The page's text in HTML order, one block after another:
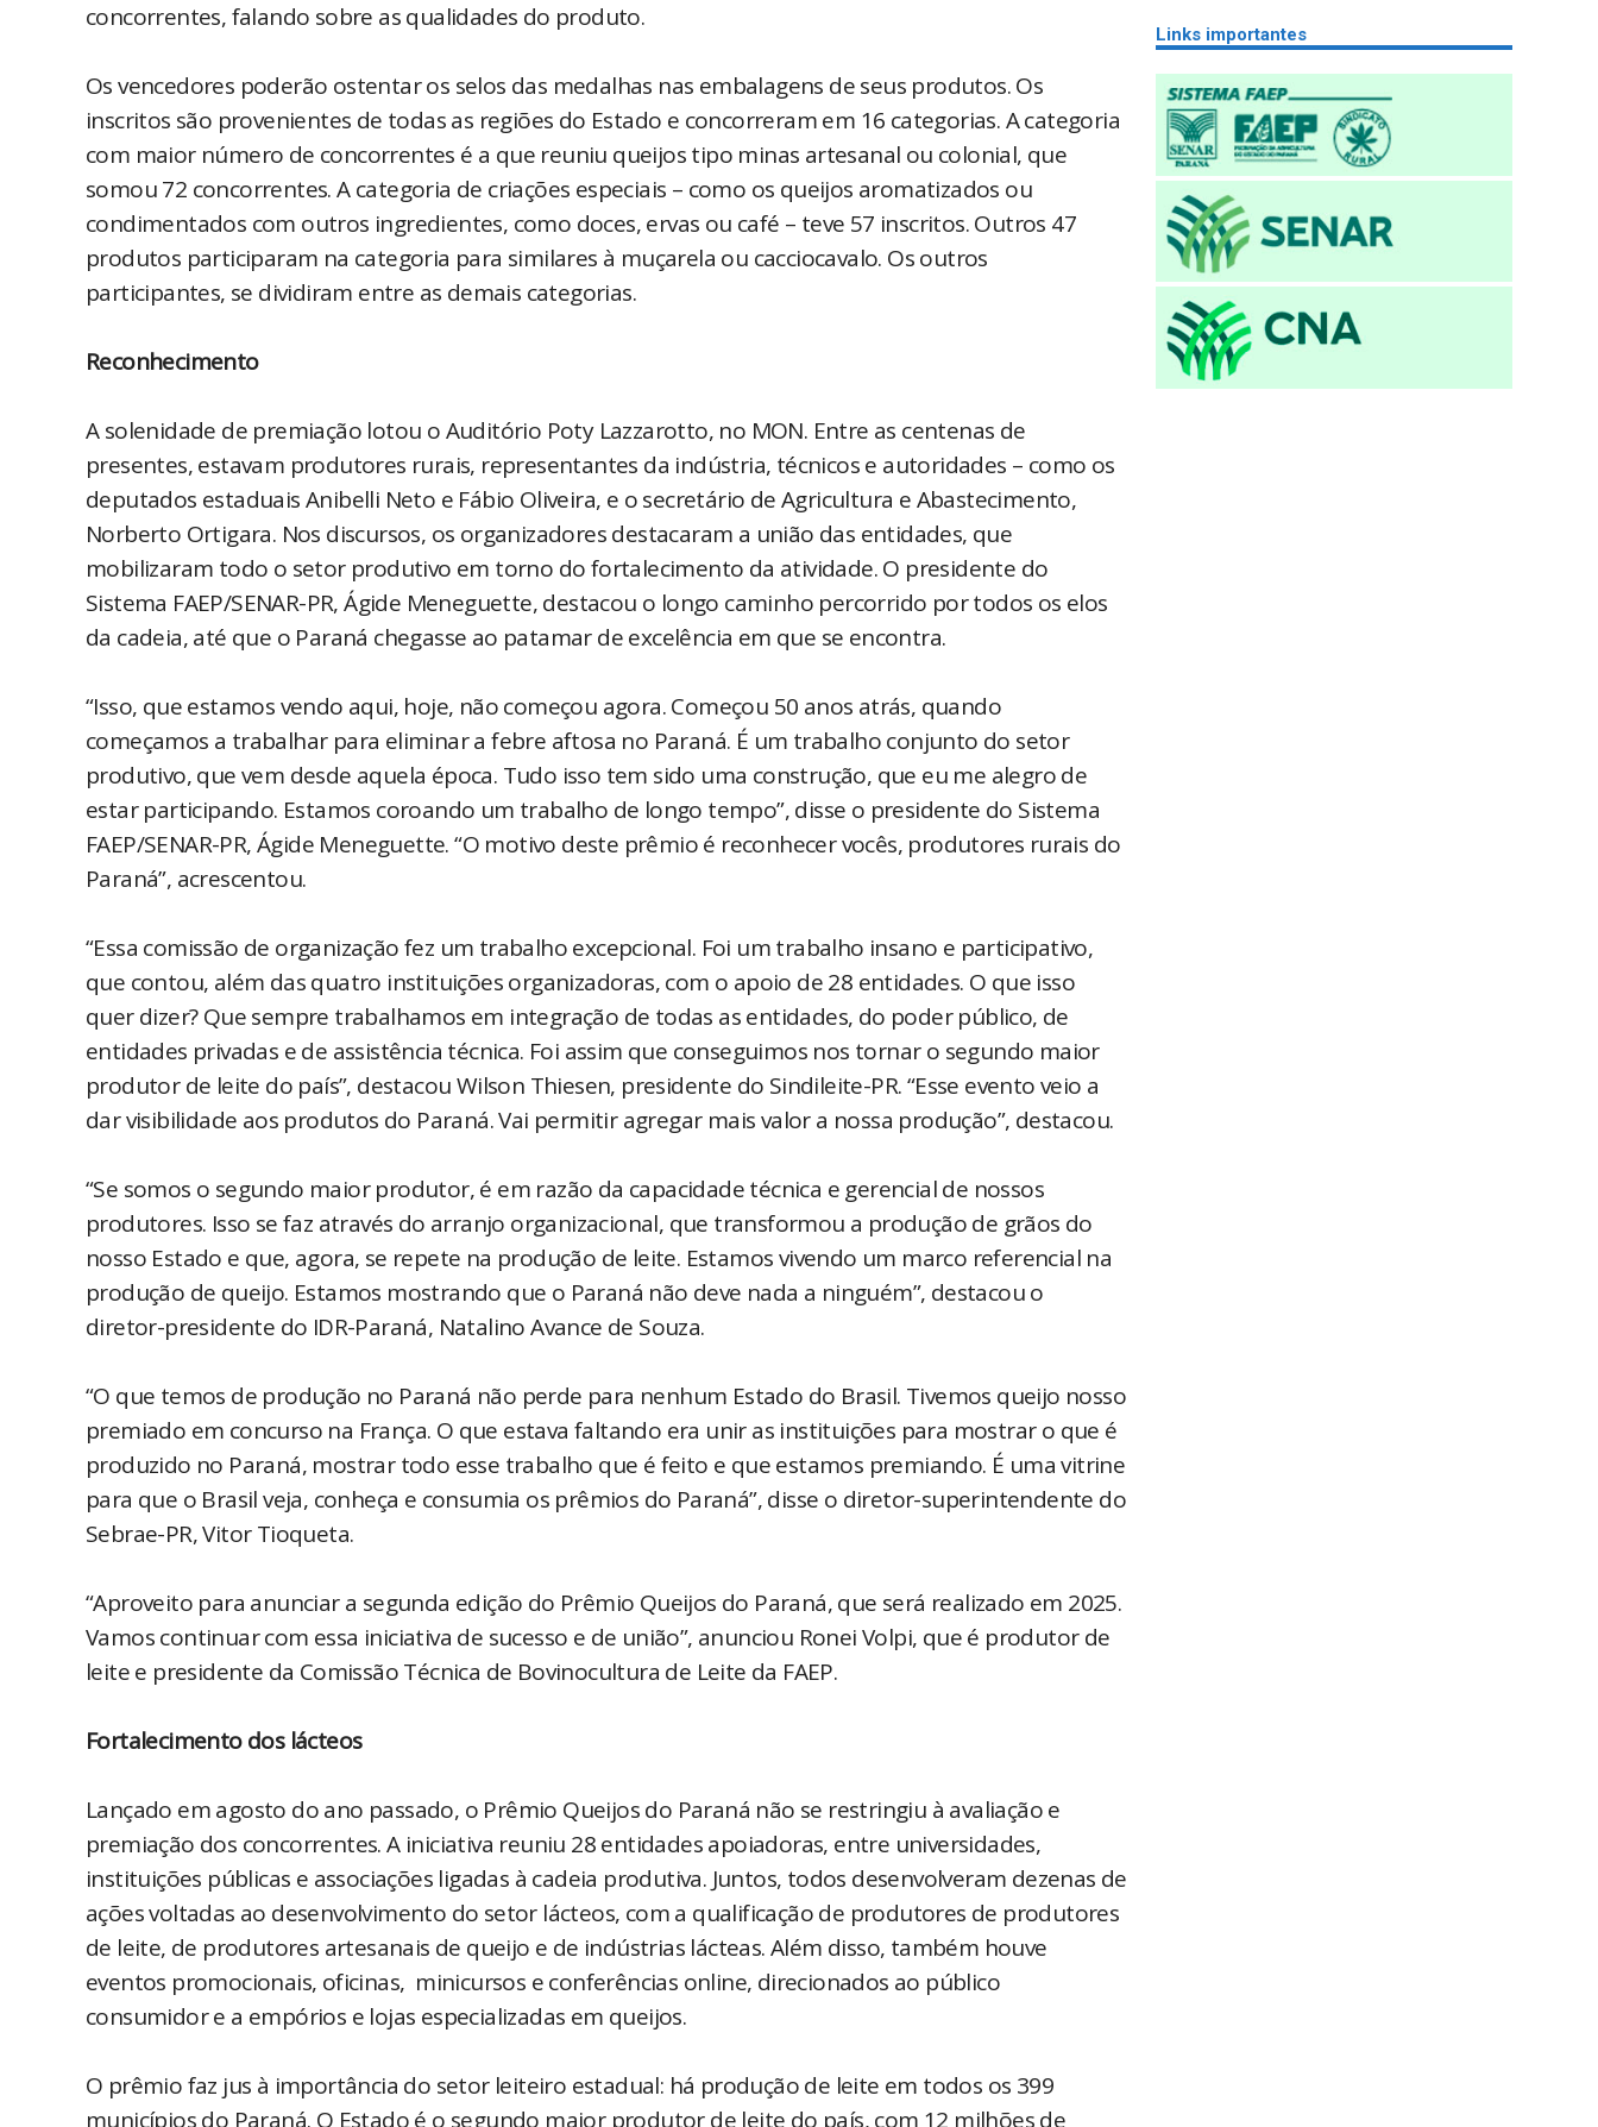
concorrentes, falando sobre as qualidades do produto.
Os vencedores poderão ostentar os selos das medalhas nas embalagens de seus produtos. Os
inscritos são provenientes de todas as regiões do Estado e concorreram em 16 categorias. A categoria
com maior número de concorrentes é a que reuniu queijos tipo minas artesanal ou colonial, que
somou 72 concorrentes. A categoria de criações especiais – como os queijos aromatizados ou
condimentados com outros ingredientes, como doces, ervas ou café – teve 57 inscritos. Outros 47
produtos participaram na categoria para similares à muçarela ou cacciocavalo. Os outros
participantes, se dividiram entre as demais categorias.
Reconhecimento
A solenidade de premiação lotou o Auditório Poty Lazzarotto, no MON. Entre as centenas de
presentes, estavam produtores rurais, representantes da indústria, técnicos e autoridades – como os
deputados estaduais Anibelli Neto e Fábio Oliveira, e o secretário de Agricultura e Abastecimento,
Norberto Ortigara. Nos discursos, os organizadores destacaram a união das entidades, que
mobilizaram todo o setor produtivo em torno do fortalecimento da atividade. O presidente do
Sistema FAEP/SENAR-PR, Ágide Meneguette, destacou o longo caminho percorrido por todos os elos
da cadeia, até que o Paraná chegasse ao patamar de excelência em que se encontra.
“Isso, que estamos vendo aqui, hoje, não começou agora. Começou 50 anos atrás, quando
começamos a trabalhar para eliminar a febre aftosa no Paraná. É um trabalho conjunto do setor
produtivo, que vem desde aquela época. Tudo isso tem sido uma construção, que eu me alegro de
estar participando. Estamos coroando um trabalho de longo tempo”, disse o presidente do Sistema
FAEP/SENAR-PR, Ágide Meneguette. “O motivo deste prêmio é reconhecer vocês, produtores rurais do
Paraná”, acrescentou.
“Essa comissão de organização fez um trabalho excepcional. Foi um trabalho insano e participativo,
que contou, além das quatro instituições organizadoras, com o apoio de 28 entidades. O que isso
quer dizer? Que sempre trabalhamos em integração de todas as entidades, do poder público, de
entidades privadas e de assistência técnica. Foi assim que conseguimos nos tornar o segundo maior
produtor de leite do país”, destacou Wilson Thiesen, presidente do Sindileite-PR. “Esse evento veio a
dar visibilidade aos produtos do Paraná. Vai permitir agregar mais valor a nossa produção”, destacou.
“Se somos o segundo maior produtor, é em razão da capacidade técnica e gerencial de nossos
produtores. Isso se faz através do arranjo organizacional, que transformou a produção de grãos do
nosso Estado e que, agora, se repete na produção de leite. Estamos vivendo um marco referencial na
produção de queijo. Estamos mostrando que o Paraná não deve nada a ninguém”, destacou o
diretor-presidente do IDR-Paraná, Natalino Avance de Souza.
“O que temos de produção no Paraná não perde para nenhum Estado do Brasil. Tivemos queijo nosso
premiado em concurso na França. O que estava faltando era unir as instituições para mostrar o que é
produzido no Paraná, mostrar todo esse trabalho que é feito e que estamos premiando. É uma vitrine
para que o Brasil veja, conheça e consumia os prêmios do Paraná”, disse o diretor-superintendente do
Sebrae-PR, Vitor Tioqueta.
“Aproveito para anunciar a segunda edição do Prêmio Queijos do Paraná, que será realizado em 2025.
Vamos continuar com essa iniciativa de sucesso e de união”, anunciou Ronei Volpi, que é produtor de
leite e presidente da Comissão Técnica de Bovinocultura de Leite da FAEP.
Fortalecimento dos lácteos
Lançado em agosto do ano passado, o Prêmio Queijos do Paraná não se restringiu à avaliação e
premiação dos concorrentes. A iniciativa reuniu 28 entidades apoiadoras, entre universidades,
instituições públicas e associações ligadas à cadeia produtiva. Juntos, todos desenvolveram dezenas de
ações voltadas ao desenvolvimento do setor lácteos, com a qualificação de produtores de produtores
de leite, de produtores artesanais de queijo e de indústrias lácteas. Além disso, também houve
eventos promocionais, oficinas, minicursos e conferências online, direcionados ao público
consumidor e a empórios e lojas especializadas em queijos.
O prêmio faz jus à importância do setor leiteiro estadual: há produção de leite em todos os 399
municípios do Paraná. O Estado é o segundo maior produtor de leite do país, com 12 milhões de
Links importantes